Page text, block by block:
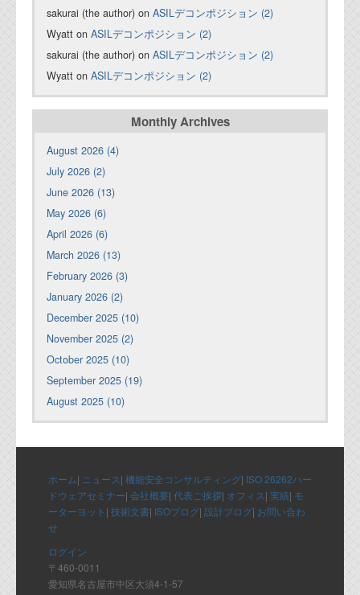
sakurai (the author) on ASILデコンポジション (2)
Wyatt on ASILデコンポジション (2)
sakurai (the author) on ASILデコンポジション (2)
Wyatt on ASILデコンポジション (2)
Monthly Archives
August 2026 (4)
July 2026 (2)
June 2026 (13)
May 2026 (6)
April 2026 (6)
March 2026 (13)
February 2026 (3)
January 2026 (2)
December 2025 (10)
November 2025 (2)
October 2025 (10)
September 2025 (19)
August 2025 (10)
ホーム| ニュース| 機能安全コンサルティング| ISO 26262ハー
ドウェアセミナー| 会社概要| 代表ご挨拶| オフィス| 実績| モ
ーターヨット | 技術文書| ISOブログ| 設計ブログ| お問い合わ
せ
ログイン
〒460-0011
愛知県名古屋市中区大須4-1-57